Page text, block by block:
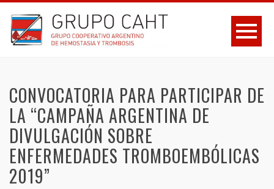
CONVOCATORIA PARA PARTICIPAR DE
LA “CAMPAÑA ARGENTINA DE
DIVULGACIÓN SOBRE
ENFERMEDADES TROMBOEMBÓLICAS
2019”